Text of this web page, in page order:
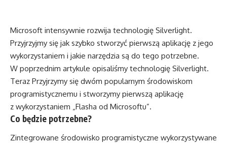
Microsoft intensywnie rozwija technologię Silverlight.
Przyjrzyjmy się jak szybko stworzyć pierwszą aplikację z jego
wykorzystaniem i jakie narzędzia są do tego potrzebne.
W poprzednim artykule opisaliśmy technologię Silverlight.
Teraz Przyjrzymy się dwóm popularnym środowiskom
programistycznemu i stworzymy pierwszą aplikację
z wykorzystaniem „Flasha od Microsoftu”.
Co będzie potrzebne?
Zintegrowane środowisko programistyczne wykorzystywane